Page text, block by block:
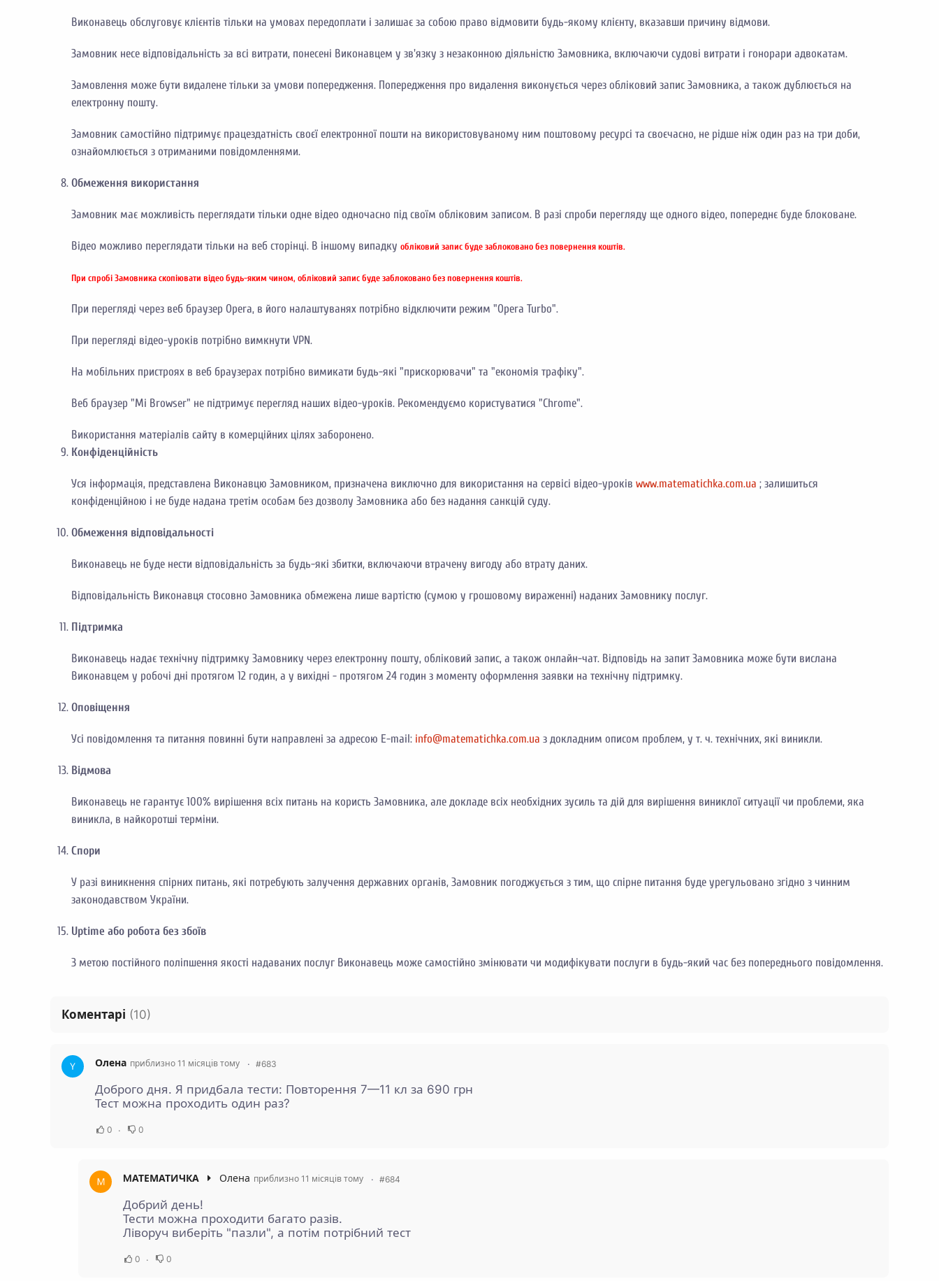
Виконавець обслуговує клієнтів тільки на умовах передоплати і залишає за собою право відмовити будь-якому клієнту, вказавши причину відмови.
Замовник несе відповідальність за всі витрати, понесені Виконавцем у зв'язку з незаконною діяльністю Замовника, включаючи судові витрати і гонорари адвокатам.
Замовлення може бути видалене тільки за умови попередження. Попередження про видалення виконується через обліковий запис Замовника, а також дублюється на
електронну пошту.
Замовник самостійно підтримує працездатність своєї електронної пошти на використовуваному ним поштовому ресурсі та своєчасно, не рідше ніж один раз на три доби,
ознайомлюється з отриманими повідомленнями.
Обмеження використання
Замовник має можливість переглядати тільки одне відео одночасно під своїм обліковим записом. В разі спроби перегляду ще одного відео, попереднє буде блоковане.
Відео можливо переглядати тільки на веб сторінці. В іншому випадку обліковий запис буде заблоковано без повернення коштів.
При спробі Замовника скопіювати відео будь-яким чином, обліковий запис буде заблоковано без повернення коштів.
При перегляді через веб браузер Opera, в його налаштуванях потрібно відключити режим "Opera Turbo".
При перегляді відео-уроків потрібно вимкнути VPN.
На мобільних пристроях в веб браузерах потрібно вимикати будь-які "прискорювачи" та "економія трафіку".
Веб браузер "Mi Browser" не підтримує перегляд наших відео-уроків. Рекомендуємо користуватися "Chrome".
Використання матеріалів сайту в комерційних цілях заборонено.
Конфіденційність
Уся інформація, представлена Виконавцю Замовником, призначена виключно для використання на сервісі відео-уроків www.matematichka.com.ua ; залишиться
конфіденційною і не буде надана третім особам без дозволу Замовника або без надання санкцій суду.
Обмеження відповідальності
Виконавець не буде нести відповідальність за будь-які збитки, включаючи втрачену вигоду або втрату даних.
Відповідальність Виконавця стосовно Замовника обмежена лише вартістю (сумою у грошовому вираженні) наданих Замовнику послуг.
Підтримка
Виконавець надає технічну підтримку Замовнику через електронну пошту, обліковий запис, а також онлайн-чат. Відповідь на запит Замовника може бути вислана
Виконавцем у робочі дні протягом 12 годин, а у вихідні - протягом 24 годин з моменту оформлення заявки на технічну підтримку.
Оповіщення
Усі повідомлення та питання повинні бути направлені за адресою E-mail: info@matematichka.com.ua з докладним описом проблем, у т. ч. технічних, які виникли.
Відмова
Виконавець не гарантує 100% вирішення всіх питань на користь Замовника, але докладе всіх необхідних зусиль та дій для вирішення виниклої ситуації чи проблеми, яка
виникла, в найкоротші терміни.
Спори
У разі виникнення спірних питань, які потребують залучення державних органів, Замовник погоджується з тим, що спірне питання буде урегульовано згідно з чинним
законодавством України.
Uptime або робота без збоїв
З метою постійного поліпшення якості надаваних послуг Виконавець може самостійно змінювати чи модифікувати послуги в будь-який час без попереднього повідомлення.
Коментарі (10)
Олена приблизно 11 місяців тому #683
Доброго дня. Я придбала тести: Повторення 7—11 кл за 690 грн
Тест можна проходить один раз?
0 0
MАТЕМАТИЧКА Олена приблизно 11 місяців тому #684
Добрий день!
Тести можна проходити багато разів.
Ліворуч виберіть "пазли", а потім потрібний тест
0 0